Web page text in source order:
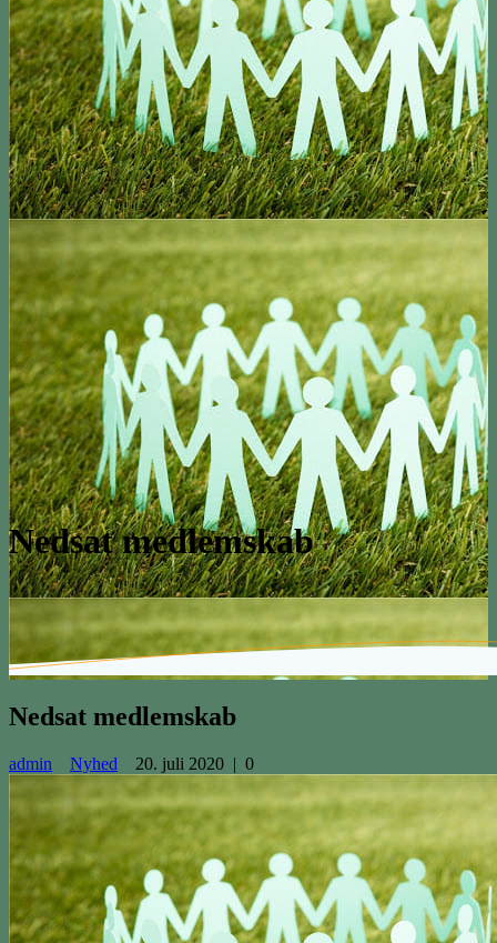
Nedsat medlemskab
Nedsat medlemskab
admin Nyhed 20. juli 2020 | 0